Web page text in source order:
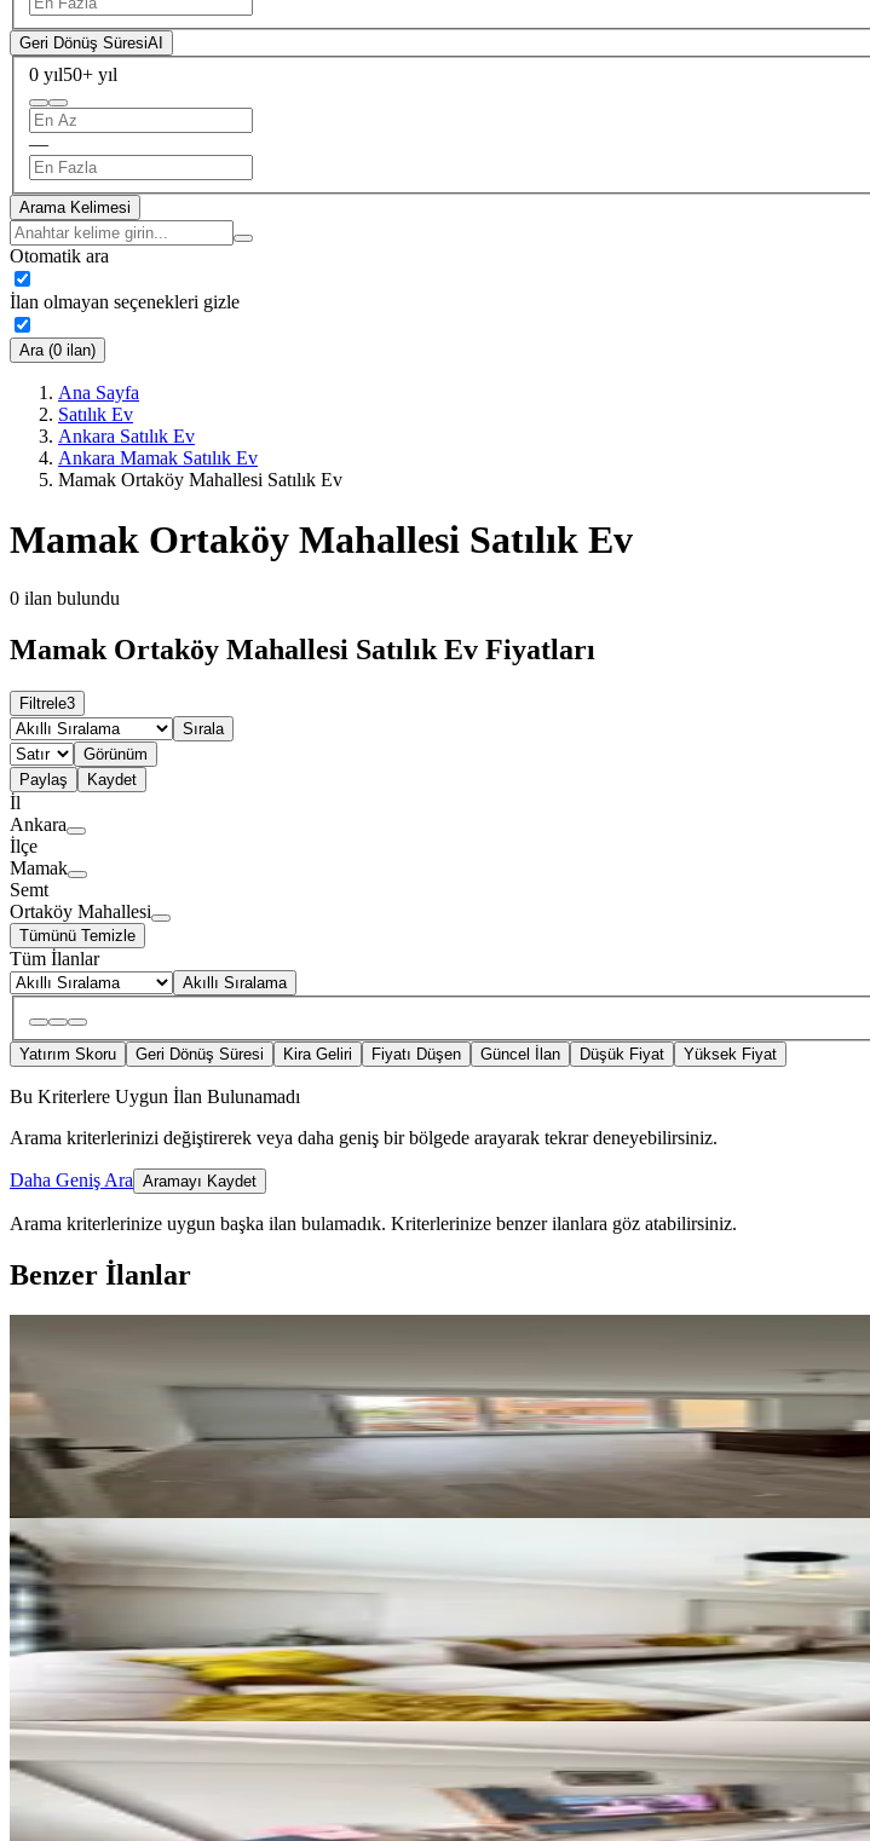
Geri Dönüş SüresiAI
0 yıl50+ yıl
—
Arama Kelimesi
Otomatik ara
İlan olmayan seçenekleri gizle
Ara (0 ilan)
Ana Sayfa
Satılık Ev
Ankara Satılık Ev
Ankara Mamak Satılık Ev
Mamak Ortaköy Mahallesi Satılık Ev
Mamak Ortaköy Mahallesi Satılık Ev
0 ilan bulundu
Mamak Ortaköy Mahallesi Satılık Ev Fiyatları
Filtrele3
Sırala
Görünüm
Paylaş
Kaydet
İl
Ankara
İlçe
Mamak
Semt
Ortaköy Mahallesi
Tümünü Temizle
Tüm İlanlar
Akıllı Sıralama
Yatırım Skoru Geri Dönüş Süresi Kira Geliri Fiyatı Düşen Güncel İlan Düşük Fiyat Yüksek Fiyat
Bu Kriterlere Uygun İlan Bulunamadı
Arama kriterlerinizi değiştirerek veya daha geniş bir bölgede arayarak tekrar deneyebilirsiniz.
Daha Geniş Ara Aramayı Kaydet
Arama kriterlerinize uygun başka ilan bulamadık. Kriterlerinize benzer ilanlara göz atabilirsiniz.
Benzer İlanlar
Mamak, Durali Alıç Mahallesi
2+1·150 m²·3. Kat·05.08.2026
3.250.000 ₺
YENİ
▅albayrak▅cengizhan Mh. Tek Bloklu Site İçerisinde 3+1 Fırsat
Mamak, Cengizhan Mahallesi
3+1·145 m²·4. Kat·05.08.2026
5.899.000 ₺
YENİ
Hürel Mahallesinde Asansörlü Çift Balkonlu 3+1 Satılık Daire